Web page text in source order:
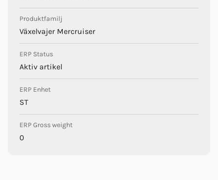
Produktfamilj
Växelvajer Mercruiser
ERP Status
Aktiv artikel
ERP Enhet
ST
ERP Gross weight
0